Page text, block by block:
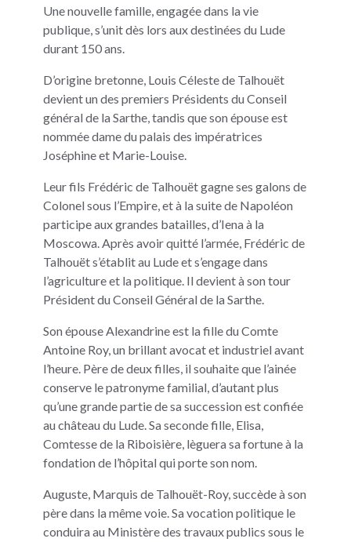
Une nouvelle famille, engagée dans la vie
publique, s’unit dès lors aux destinées du Lude
durant 150 ans.
D’origine bretonne, Louis Céleste de Talhouët
devient un des premiers Présidents du Conseil
général de la Sarthe, tandis que son épouse est
nommée dame du palais des impératrices
Joséphine et Marie-Louise.
Leur fils Frédéric de Talhouët gagne ses galons de
Colonel sous l’Empire, et à la suite de Napoléon
participe aux grandes batailles, d’Iena à la
Moscowa. Après avoir quitté l’armée, Frédéric de
Talhouët s’établit au Lude et s’engage dans
l’agriculture et la politique. Il devient à son tour
Président du Conseil Général de la Sarthe.
Son épouse Alexandrine est la fille du Comte
Antoine Roy, un brillant avocat et industriel avant
l’heure. Père de deux filles, il souhaite que l’ainée
conserve le patronyme familial, d’autant plus
qu’une grande partie de sa succession est confiée
au château du Lude. Sa seconde fille, Elisa,
Comtesse de la Riboisière, lèguera sa fortune à la
fondation de l’hôpital qui porte son nom.
Auguste, Marquis de Talhouët-Roy, succède à son
père dans la même voie. Sa vocation politique le
conduira au Ministère des travaux publics sous le